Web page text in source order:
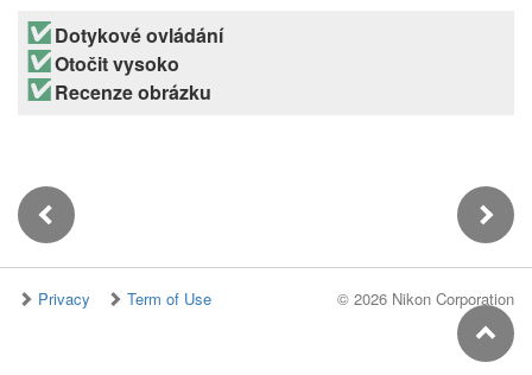
Dotykové ovládání
Otočit vysoko
Recenze obrázku
Privacy Term of Use © 2026 Nikon Corporation